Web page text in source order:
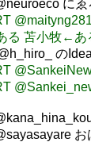
にゑ
る 苫小牧←
の
お